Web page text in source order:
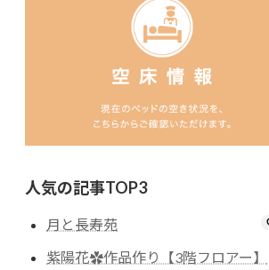
人気の記事TOP3
月と長寿苑
紫陽花✿作品作り【3階フロアー】